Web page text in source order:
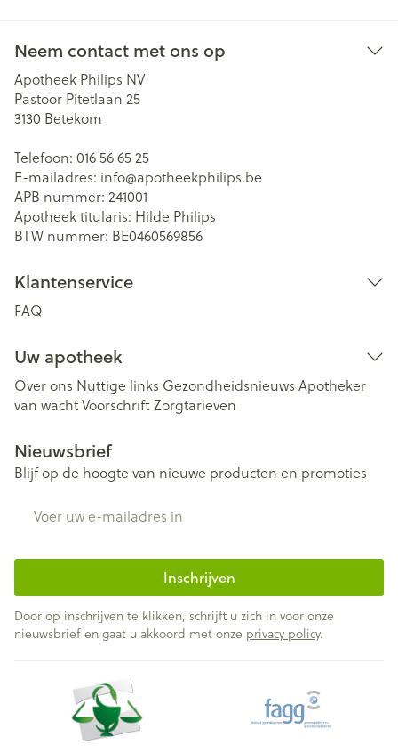
Neem contact met ons op
Apotheek Philips NV
Pastoor Pitetlaan 25
3130 Betekom
Telefoon: 016 56 65 25
E-mailadres: info@apotheekphilips.be
APB nummer: 241001
Apotheek titularis: Hilde Philips
BTW nummer: BE0460569856
Klantenservice
FAQ
Uw apotheek
Over ons Nuttige links Gezondheidsnieuws Apotheker
van wachtVoorschriftZorgtarieven
Nieuwsbrief
Blijf op de hoogte van nieuwe producten en promoties
Inschrijven
Door op inschrijven te klikken, schrijft u zich in voor onze
nieuwsbrief en gaat u akkoord met onze privacy policy.